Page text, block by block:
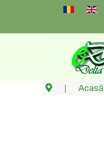
Select
Acasă